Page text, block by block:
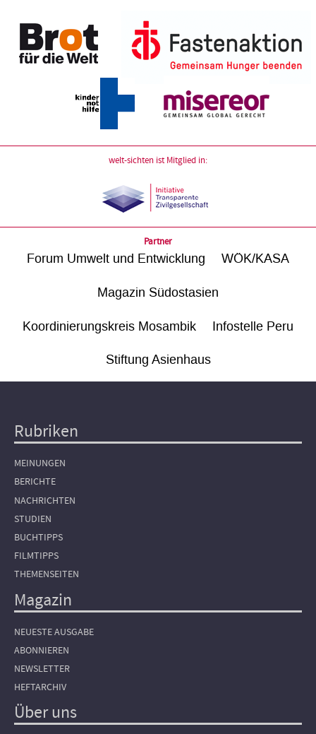
welt-sichten ist Mitglied in:
Partner
Forum Umwelt und Entwicklung WÖK/KASA
Magazin Südostasien
Koordinierungskreis Mosambik Infostelle Peru
Stiftung Asienhaus
Hauptnavigation
Rubriken
MEINUNGEN
BERICHTE
NACHRICHTEN
STUDIEN
BUCHTIPPS
FILMTIPPS
THEMENSEITEN
Magazin
NEUESTE AUSGABE
ABONNIEREN
NEWSLETTER
HEFTARCHIV
Über uns